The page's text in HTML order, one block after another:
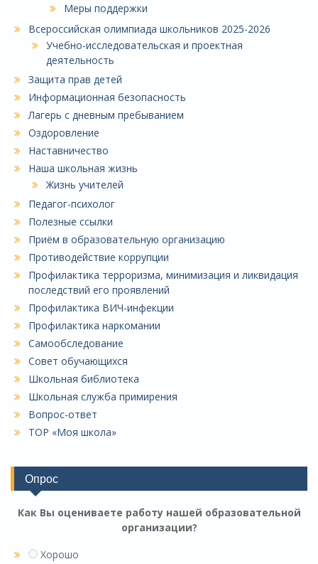
Меры поддержки
Всероссийская олимпиада школьников 2025-2026
Учебно-исследовательская и проектная
деятельность
Защита прав детей
Информационная безопасность
Лагерь с дневным пребыванием
Оздоровление
Наставничество
Наша школьная жизнь
Жизнь учителей
Педагог-психолог
Полезные ссылки
Приём в образовательную организацию
Противодействие коррупции
Профилактика терроризма, минимизация и ликвидация
последствий его проявлений
Профилактика ВИЧ-инфекции
Профилактика наркомании
Самообследование
Совет обучающихся
Школьная библиотека
Школьная служба примирения
Вопрос-ответ
ТОР «Моя школа»
Опрос
Как Вы оцениваете работу нашей образовательной
организации?
Хорошо